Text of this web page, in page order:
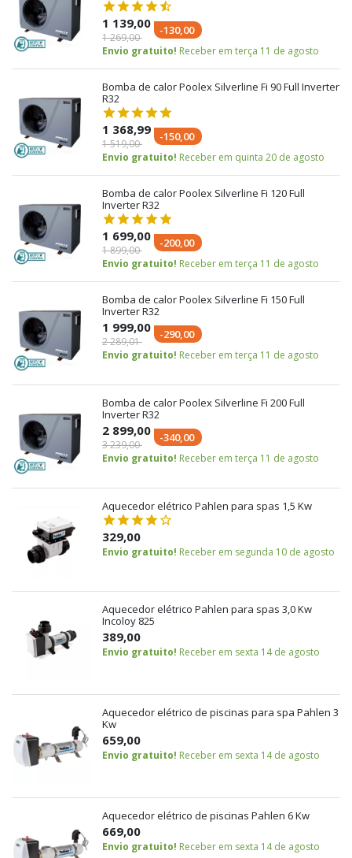
1 139,00
1 269,00
-130,00
Envio gratuito! Receber em terça 11 de agosto
Bomba de calor Poolex Silverline Fi 90 Full Inverter
R32
1 368,99
1 519,00
-150,00
Envio gratuito! Receber em quinta 20 de agosto
Bomba de calor Poolex Silverline Fi 120 Full
Inverter R32
1 699,00
1 899,00
-200,00
Envio gratuito! Receber em terça 11 de agosto
Bomba de calor Poolex Silverline Fi 150 Full
Inverter R32
1 999,00
2 289,01
-290,00
Envio gratuito! Receber em terça 11 de agosto
Bomba de calor Poolex Silverline Fi 200 Full
Inverter R32
2 899,00
3 239,00
-340,00
Envio gratuito! Receber em terça 11 de agosto
Aquecedor elétrico Pahlen para spas 1,5 Kw
329,00
Envio gratuito! Receber em segunda 10 de agosto
Aquecedor elétrico Pahlen para spas 3,0 Kw
Incoloy 825
389,00
Envio gratuito! Receber em sexta 14 de agosto
Aquecedor elétrico de piscinas para spa Pahlen 3
Kw
659,00
Envio gratuito! Receber em sexta 14 de agosto
Aquecedor elétrico de piscinas Pahlen 6 Kw
669,00
Envio gratuito! Receber em sexta 14 de agosto